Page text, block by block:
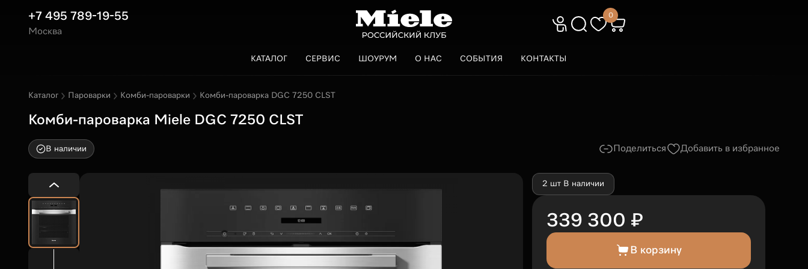
+7 495 789-19-55
Москва
0
КАТАЛОГ СЕРВИС ШОУРУМ О НАС СОБЫТИЯ КОНТАКТЫ
Каталог Пароварки Комби-пароварки Комби-пароварка DGC 7250 CLST
Комби-пароварка Miele DGC 7250 CLST
В наличии Поделиться Добавить в избранное
2 шт В наличии
339 300 ₽
В корзину